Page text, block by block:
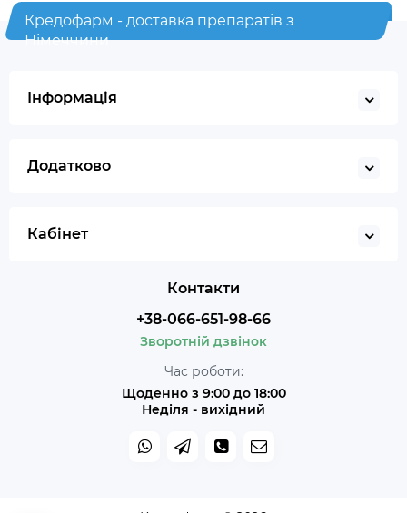
Кредофарм - доставка препаратів з
Німеччини
Інформація
Додатково
Кабінет
Контакти
+38-066-651-98-66
Зворотній дзвінок
Час роботи:
Щоденно з 9:00 до 18:00
Неділя - вихідний